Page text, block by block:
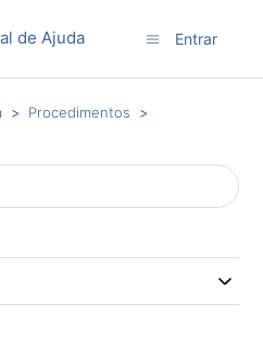
de Ajuda Entrar
Procedimentos